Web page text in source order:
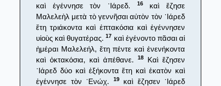
καὶ ἐγέννησε τὸν ᾿Ιάρεδ.
16καὶ ἔζησε
Μαλελεὴλ μετὰ τὸ γεννῆσαι αὐτὸν τὸν ᾿Ιάρεδ
ἔτη τριάκοντα καὶ ἑπτακόσια καὶ ἐγέννησεν
υἱοὺς καὶ θυγατέρας.17 καὶ ἐγένοντο πᾶσαι αἱ
ἡμέραι Μαλελεήλ, ἔτη πέντε καὶ ἐνενήκοντα
καὶ ὀκτακόσια, καὶ ἀπέθανε.
18
Καὶ ἔζησεν
᾿Ιάρεδ δύο καὶ ἑξήκοντα ἔτη καὶ ἑκατὸν καὶ
ἐγέννησε τὸν ᾿Ενώχ.
19καὶ ἔζησεν ᾿Ιάρεδ